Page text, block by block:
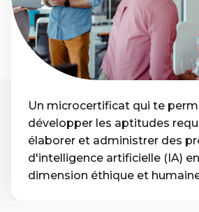
Un microcertificat qui te
développer les aptitudes
élaborer et administrer des
d'intelligence artificielle (IA)
dimension éthique et